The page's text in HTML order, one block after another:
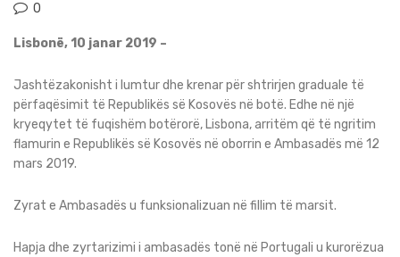
0
Lisbonë, 10 janar 2019 –
Jashtëzakonisht i lumtur dhe krenar për shtrirjen graduale të
përfaqësimit të Republikës së Kosovës në botë. Edhe në një
kryeqytet të fuqishëm botërorë, Lisbona, arritëm që të ngritim
flamurin e Republikës së Kosovës në oborrin e Ambasadës më 12
mars 2019.
Zyrat e Ambasadës u funksionalizuan në fillim të marsit.
Hapja dhe zyrtarizimi i ambasadës tonë në Portugali u kurorëzua